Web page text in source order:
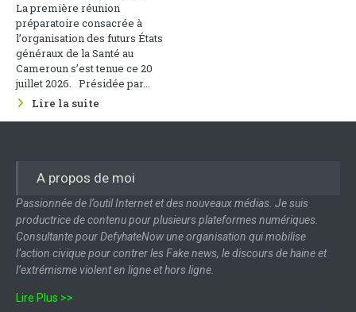
La première réunion
préparatoire consacrée à
l’organisation des futurs États
généraux de la Santé au
Cameroun s’est tenue ce 20
juillet 2026. Présidée par...
Lire la suite
A propos de moi
Passionnée de l’outil Internet et des nouveaux médias. Je suis
productrice de contenu pour plusieurs plateformes numériques.
Consultante pour DefyhateNow une organisation qui mobilise
l’action civique pour contrer les Fake news, le discours de haine et
l’extrémisme violent en ligne et hors ligne.
Lire Plus >>